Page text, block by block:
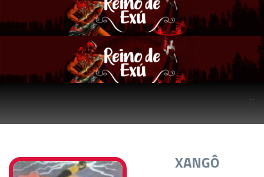
XANGÔ